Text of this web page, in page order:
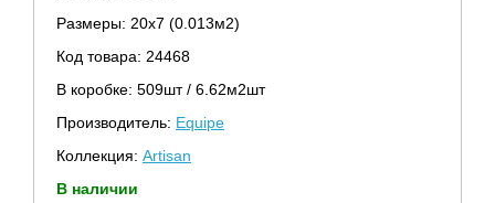
Размеры: 20х7 (0.013м2)
Код товара: 24468
В коробке: 509шт / 6.62м2шт
Производитель: Equipe
Коллекция: Artisan
В наличии